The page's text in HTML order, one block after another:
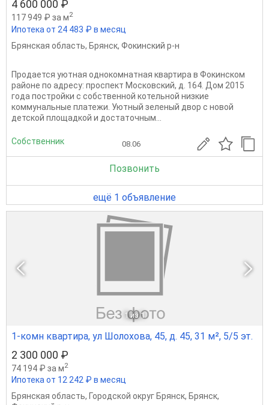
4 600 000 ₽
117 949 ₽ за м2
Ипотека от 24 483 ₽ в месяц
Брянская область, Брянск, Фокинский р-н
Продается уютная однокомнатная квартира в Фокинском
районе по адресу: проспект Московский, д. 164. Дом 2015
года постройки с собственной котельной низкие
коммунальные платежи. Уютный зеленый двор с новой
детской площадкой и достаточным...
Собственник 08.06
Позвонить
ещё 1 объявление
1 из 1
1-комн квартира, ул Шолохова, 45, д. 45, 31 м², 5/5 эт.
2 300 000 ₽
74 194 ₽ за м2
Ипотека от 12 242 ₽ в месяц
Брянская область, Городской округ Брянск, Брянск,